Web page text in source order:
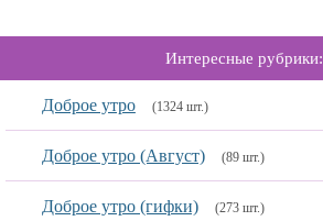
Интересные рубрики:
Доброе утро (1324 шт.)
Доброе утро (Август) (89 шт.)
Доброе утро (гифки) (273 шт.)